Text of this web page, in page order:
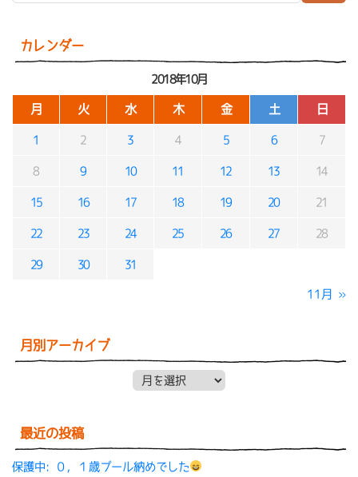
カレンダー
2018年10月
月 火 水 木 金 土 日
1 2 3 4 5 6 7
8 9 10 11 12 13 14
15 16 17 18 19 20 21
22 23 24 25 26 27 28
29 30 31
11月 »
月別アーカイブ
最近の投稿
保護中: ０，１歳プール納めでした